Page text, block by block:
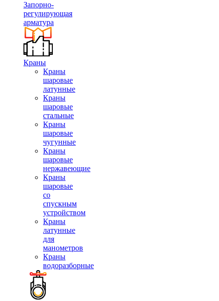
Запорно-
регулирующая
арматура
Краны
Краны
шаровые
латунные
Краны
шаровые
стальные
Краны
шаровые
чугунные
Краны
шаровые
нержавеющие
Краны
шаровые
со
спускным
устройством
Краны
латунные
для
манометров
Краны
водоразборные